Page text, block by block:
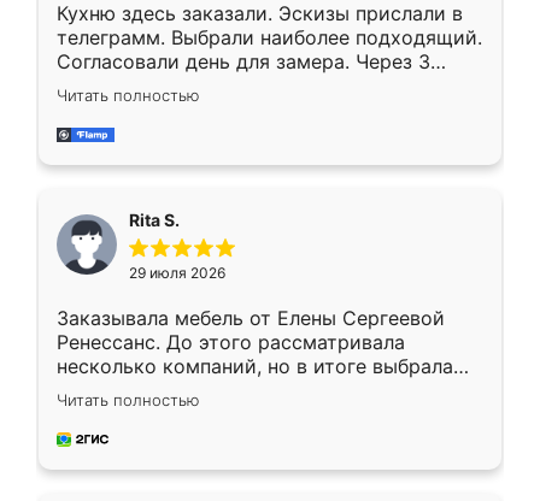
Кухню здесь заказали. Эскизы прислали в
телеграмм. Выбрали наиболее подходящий.
Согласовали день для замера. Через 3
недели кухня была уже готова. Остались
довольны работой. Спасибо Ренессанс
мебель за качественную работу!
Читать полностью
Rita S.
29 июля 2026
Заказывала мебель от Елены Сергеевой
Ренессанс. До этого рассматривала
несколько компаний, но в итоге выбрала
эту. Сначала обговорили условия, потом
приехал замерщик, всё спокойно объяснил
и снял размеры. Изготовили в срок, с
Читать полностью